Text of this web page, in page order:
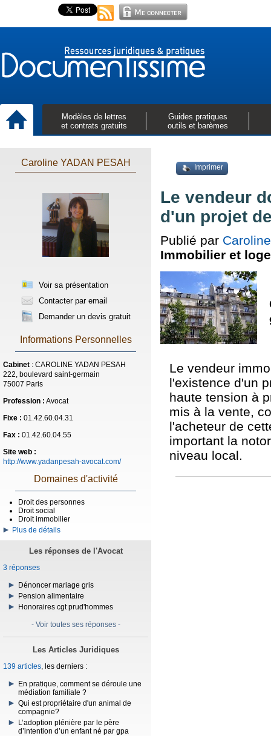
Modèles de lettres
et contrats gratuits
Guides pratiques
outils et barèmes
Caroline YADAN PESAH
Voir sa présentation
Contacter par email
Demander un devis gratuit
Informations Personnelles
Cabinet : CAROLINE YADAN PESAH
222, boulevard saint-germain
75007 Paris
Profession : Avocat
Fixe : 01.42.60.04.31
Fax : 01.42.60.04.55
Site web :
http://www.yadanpesah-avocat.com/
Domaines d'activité
Droit des personnes
Droit social
Droit immobilier
Plus de détails
Les réponses de l'Avocat
3 réponses
Dénoncer mariage gris
Pension alimentaire
Honoraires cgt prud'hommes
- Voir toutes ses réponses -
Les Articles Juridiques
139 articles, les derniers :
En pratique, comment se déroule une
médiation familiale ?
Qui est propriétaire d'un animal de
compagnie?
L’adoption plénière par le père
d’intention d’un enfant né par gpa
Imprimer
Le vendeur
d'un projet
Publié par
Immobilier et
Le vendeur
l'existence d'un
haute tension à
mis à la vente,
l'acheteur de
important la
niveau local.